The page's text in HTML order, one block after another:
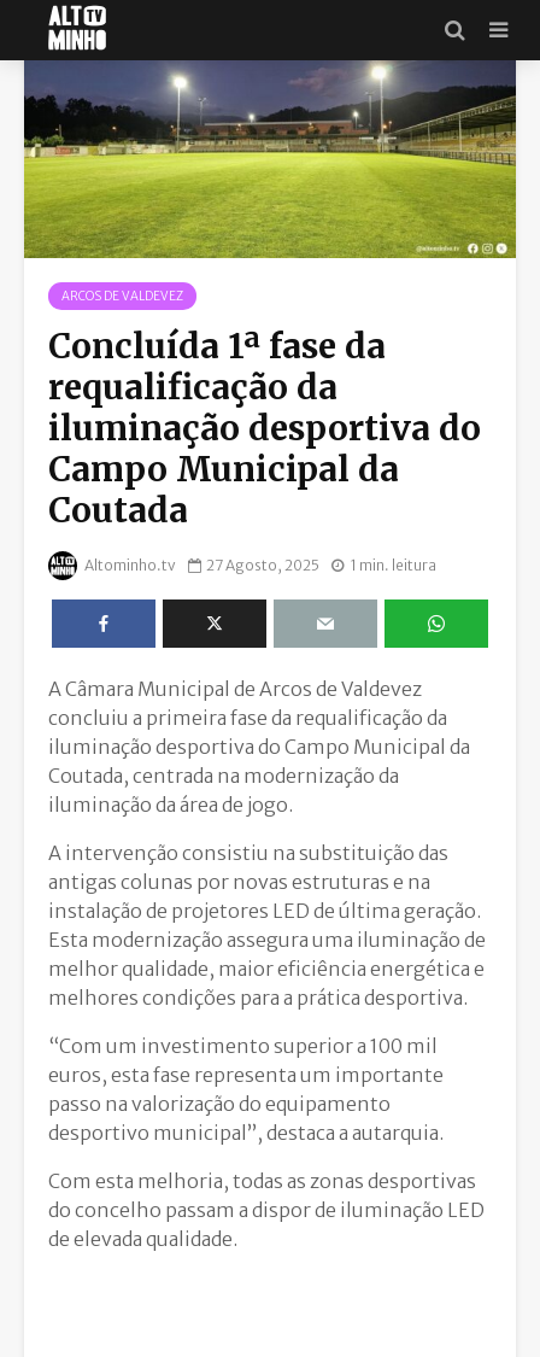
ARCOS DE VALDEVEZ
Concluída 1ª fase da
requalificação da
iluminação desportiva do
Campo Municipal da
Coutada
Altominho.tv 27 Agosto, 2025 1 min. leitura
A Câmara Municipal de Arcos de Valdevez
concluiu a primeira fase da requalificação da
iluminação desportiva do Campo Municipal da
Coutada, centrada na modernização da
iluminação da área de jogo.
A intervenção consistiu na substituição das
antigas colunas por novas estruturas e na
instalação de projetores LED de última geração.
Esta modernização assegura uma iluminação de
melhor qualidade, maior eficiência energética e
melhores condições para a prática desportiva.
“Com um investimento superior a 100 mil
euros, esta fase representa um importante
passo na valorização do equipamento
desportivo municipal”, destaca a autarquia.
Com esta melhoria, todas as zonas desportivas
do concelho passam a dispor de iluminação LED
de elevada qualidade.